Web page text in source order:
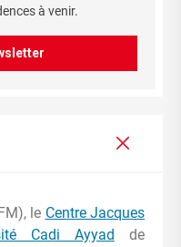
à venir.
le Centre Jacques
Cadi Ayyad de